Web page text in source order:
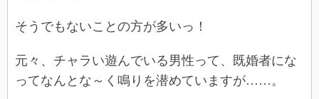
そうでもないことの方が多いっ！
元々、チャラい遊んでいる男性って、既婚者にな
ってなんとな～く鳴りを潜めていますが……。